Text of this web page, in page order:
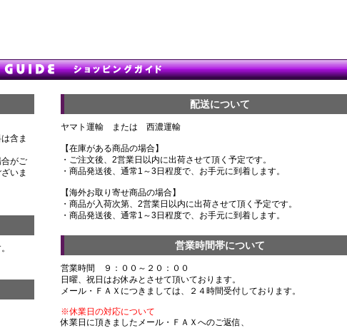
含ま
がご
いま
配送について
ヤマト運輸 または 西濃運輸
【在庫がある商品の場合】
・ご注文後、2営業日以内に出荷させて頂く予定です。
・商品発送後、通常1～3日程度で、お手元に到着します。
【海外お取り寄せ商品の場合】
・商品が入荷次第、2営業日以内に出荷させて頂く予定です。
・商品発送後、通常1～3日程度で、お手元に到着します。
営業時間帯について
営業時間 ９：００～２０：００
日曜、祝日はお休みとさせて頂いております。
メール・ＦＡＸにつきましては、２４時間受付しております。
※休業日の対応について
休業日に頂きましたメール・ＦＡＸへのご返信、